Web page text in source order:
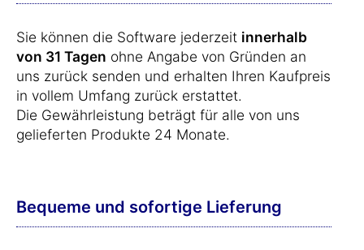
Sie können die Software jederzeit innerhalb
von 31 Tagen ohne Angabe von Gründen an
uns zurück senden und erhalten Ihren Kaufpreis
in vollem Umfang zurück erstattet.
Die Gewährleistung beträgt für alle von uns
gelieferten Produkte 24 Monate.
Bequeme und sofortige Lieferung